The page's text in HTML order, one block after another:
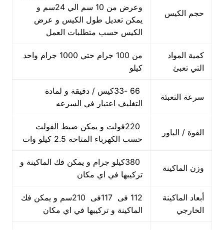
حجم الكيس
وعرض من 10 سم الي 24سم و
يمكن تعديل طول الكيس و عرض
الكيس حسب متطلبات العمل
كمية المواد
التي تعبئ
من 100 جرام حتي 1000 جرام واحد
كيلو
سرعة التعبئة
66 -33كيس / دقيقة و لمادة
التغليف اعتبار في السرعه
القوة / الباور
220فولت و يمكن ضبط الفولت
حسب الكهرباء المتاحه 2.5 كيلو وات
وزن الماكينة
380كيلو جرام و يمكن فك الماكينة و
تركيبها في اي مكان
أبعاد الماكينة
الخارجي
112 فى 117فى 210سم و يمكن فك
الماكينة و تركيبها في اي مكان